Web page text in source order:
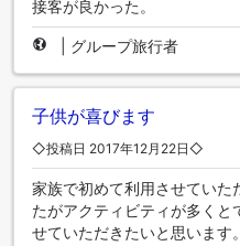
接客が良かった。
グループ旅行者
子供が喜びます
◇投稿日 2017年12月22日◇
家族で初めて利用させていた
たがアクティビティが多く
せていただきたいと思います。